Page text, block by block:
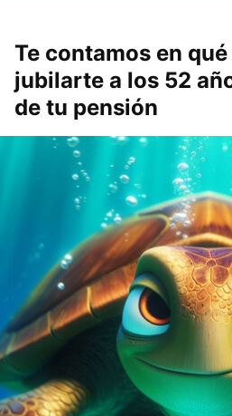
Te contamos en
jubilarte a los 52
de tu pensión